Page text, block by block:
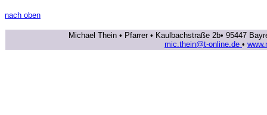
nach oben
Michael Thein • Pfarrer • Kaulbachstraße 2b• 95447
mic.thein@t-online.de •